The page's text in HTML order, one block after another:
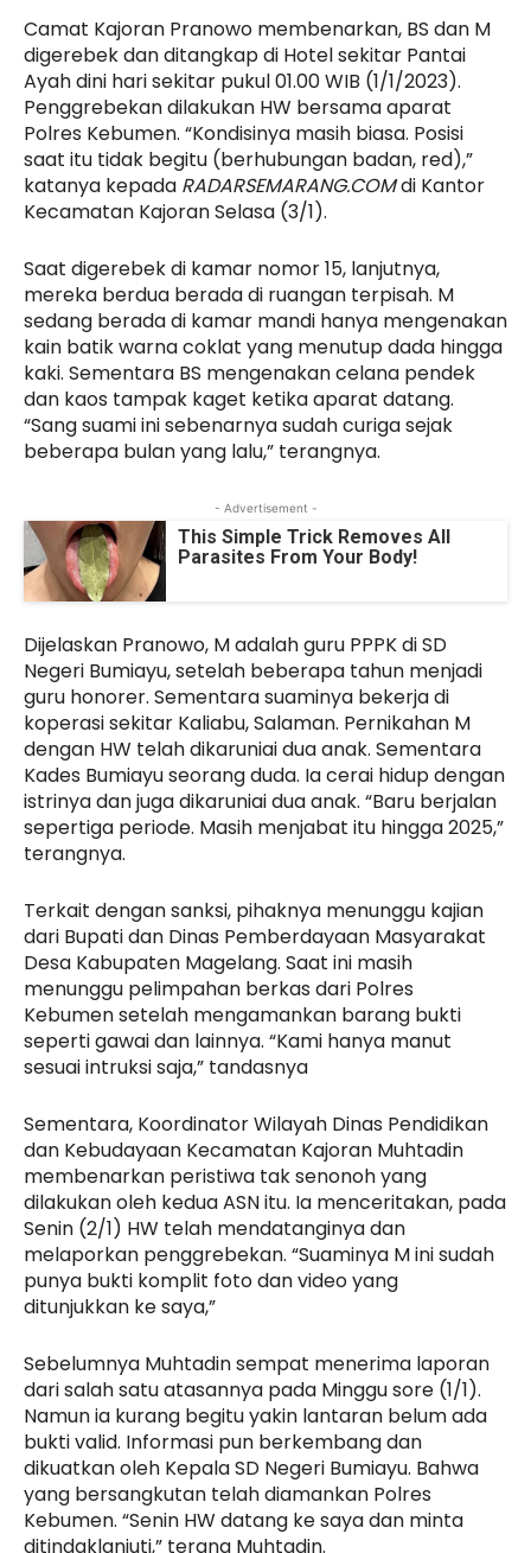
Camat Kajoran Pranowo membenarkan, BS dan M
digerebek dan ditangkap di Hotel sekitar Pantai
Ayah dini hari sekitar pukul 01.00 WIB (1/1/2023).
Penggrebekan dilakukan HW bersama aparat
Polres Kebumen. “Kondisinya masih biasa. Posisi
saat itu tidak begitu (berhubungan badan, red),”
katanya kepada RADARSEMARANG.COMdi Kantor
Kecamatan Kajoran Selasa (3/1).
Saat digerebek di kamar nomor 15, lanjutnya,
mereka berdua berada di ruangan terpisah. M
sedang berada di kamar mandi hanya mengenakan
kain batik warna coklat yang menutup dada hingga
kaki. Sementara BS mengenakan celana pendek
dan kaos tampak kaget ketika aparat datang.
“Sang suami ini sebenarnya sudah curiga sejak
beberapa bulan yang lalu,” terangnya.
- Advertisement -
This Simple Trick Removes All
Parasites From Your Body!
Dijelaskan Pranowo, M adalah guru PPPK di SD
Negeri Bumiayu, setelah beberapa tahun menjadi
guru honorer. Sementara suaminya bekerja di
koperasi sekitar Kaliabu, Salaman. Pernikahan M
dengan HW telah dikaruniai dua anak. Sementara
Kades Bumiayu seorang duda. Ia cerai hidup dengan
istrinya dan juga dikaruniai dua anak. “Baru berjalan
sepertiga periode. Masih menjabat itu hingga 2025,”
terangnya.
Terkait dengan sanksi, pihaknya menunggu kajian
dari Bupati dan Dinas Pemberdayaan Masyarakat
Desa Kabupaten Magelang. Saat ini masih
menunggu pelimpahan berkas dari Polres
Kebumen setelah mengamankan barang bukti
seperti gawai dan lainnya. “Kami hanya manut
sesuai intruksi saja,” tandasnya
Sementara, Koordinator Wilayah Dinas Pendidikan
dan Kebudayaan Kecamatan Kajoran Muhtadin
membenarkan peristiwa tak senonoh yang
dilakukan oleh kedua ASN itu. Ia menceritakan, pada
Senin (2/1) HW telah mendatanginya dan
melaporkan penggrebekan. “Suaminya M ini sudah
punya bukti komplit foto dan video yang
ditunjukkan ke saya,”
Sebelumnya Muhtadin sempat menerima laporan
dari salah satu atasannya pada Minggu sore (1/1).
Namun ia kurang begitu yakin lantaran belum ada
bukti valid. Informasi pun berkembang dan
dikuatkan oleh Kepala SD Negeri Bumiayu. Bahwa
yang bersangkutan telah diamankan Polres
Kebumen. “Senin HW datang ke saya dan minta
ditindaklanjuti,” terang Muhtadin.